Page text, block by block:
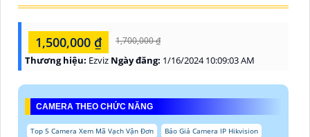
1,500,000 ₫ 1,700,000 ₫
Thương hiệu: Ezviz Ngày đăng: 1/16/2024 10:09:03 AM
CAMERA THEO CHỨC NĂNG
Top 5 Camera Xem Mã Vạch Vận Đơn
Báo Giá Camera IP Hikvision